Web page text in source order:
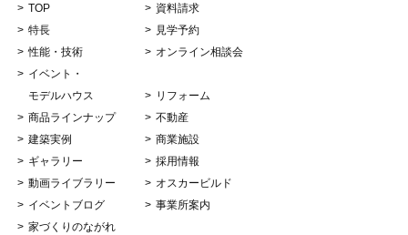
TOP
特長
性能・技術
イベント・
モデルハウス
商品ラインナップ
建築実例
ギャラリー
動画ライブラリー
イベントブログ
家づくりのながれ
資料請求
見学予約
オンライン相談会
リフォーム
不動産
商業施設
採用情報
オスカービルド
事業所案内